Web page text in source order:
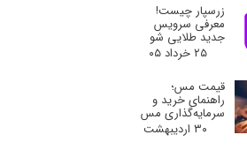
زرسپار چیست!
معرفی سرویس
جدید طلایی شو
۲۵ خرداد ۰۵
قیمت مس؛
راهنمای خرید و
سرمایه‌گذاری مس
۳۰ اردیبهشت